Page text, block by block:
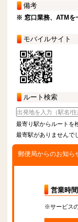
備考
※ 窓口業務、ATMを
モバイルサイト
ルート検索
最寄り駅からルートを
最寄駅がありませんで
郵便局からのお知ら
営業時間
※サービス